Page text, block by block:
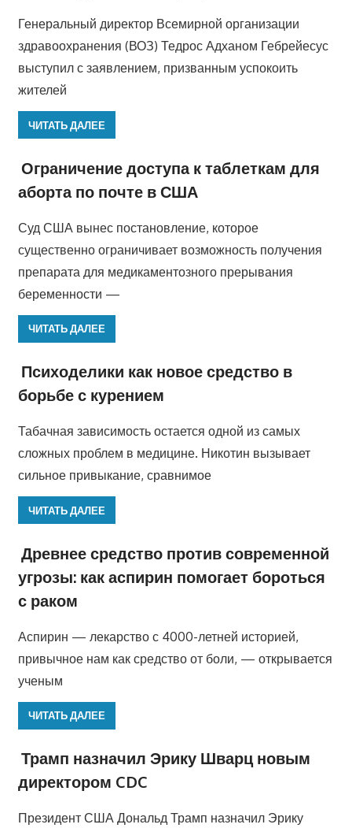
Генеральный директор Всемирной организации
здравоохранения (ВОЗ) Тедрос Адханом Гебрейесус
выступил с заявлением, призванным успокоить
жителей
ЧИТАТЬ ДАЛЕЕ
Ограничение доступа к таблеткам для
аборта по почте в США
Суд США вынес постановление, которое
существенно ограничивает возможность получения
препарата для медикаментозного прерывания
беременности —
ЧИТАТЬ ДАЛЕЕ
Психоделики как новое средство в
борьбе с курением
Табачная зависимость остается одной из самых
сложных проблем в медицине. Никотин вызывает
сильное привыкание, сравнимое
ЧИТАТЬ ДАЛЕЕ
Древнее средство против современной
угрозы: как аспирин помогает бороться
с раком
Аспирин — лекарство с 4000-летней историей,
привычное нам как средство от боли, — открывается
ученым
ЧИТАТЬ ДАЛЕЕ
Трамп назначил Эрику Шварц новым
директором CDC
Президент США Дональд Трамп назначил Эрику